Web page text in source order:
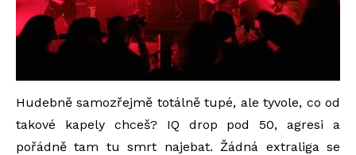
Hudebně samozřejmě totálně tupé, ale tyvole, co od
takové kapely chceš? IQ drop pod 50, agresi a
pořádně tam tu smrt najebat. Žádná extraliga se